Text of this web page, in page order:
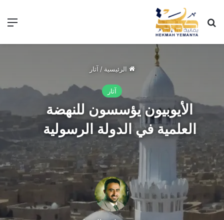
الرئيسية / آثار
آثار
الأيوبيون يؤسسون للنهضة
العلمية في الدولة الرسولية